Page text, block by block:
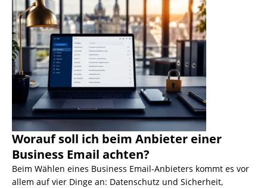
Worauf soll ich beim Anbieter einer
Business Email achten?
Beim Wählen eines Business Email-Anbieters kommt es vor
allem auf vier Dinge an: Datenschutz und Sicherheit,